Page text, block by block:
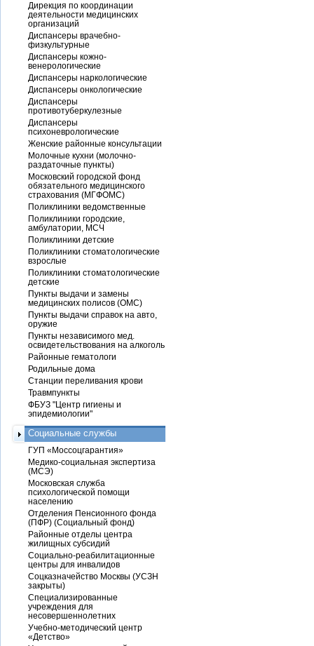
Дирекция по координации
деятельности медицинских
организаций
Диспансеры врачебно-
физкультурные
Диспансеры кожно-
венерологические
Диспансеры наркологические
Диспансеры онкологические
Диспансеры
противотуберкулезные
Диспансеры
психоневрологические
Женские районные консультации
Молочные кухни (молочно-
раздаточные пункты)
Московский городской фонд
обязательного медицинского
страхования (МГФОМС)
Поликлиники ведомственные
Поликлиники городские,
амбулатории, МСЧ
Поликлиники детские
Поликлиники стоматологические
взрослые
Поликлиники стоматологические
детские
Пункты выдачи и замены
медицинских полисов (ОМС)
Пункты выдачи справок на авто,
оружие
Пункты независимого мед.
освидетельствования на алкоголь
Районные гематологи
Родильные дома
Станции переливания крови
Травмпункты
ФБУЗ "Центр гигиены и
эпидемиологии"
Социальные службы
ГУП «Моссоцгарантия»
Медико-социальная экспертиза
(МСЭ)
Московская служба
психологической помощи
населению
Отделения Пенсионного фонда
(ПФР) (Социальный фонд)
Районные отделы центра
жилищных субсидий
Социально-реабилитационные
центры для инвалидов
Соцказначейство Москвы (УСЗН
закрыты)
Специализированные
учреждения для
несовершеннолетних
Учебно-методический центр
«Детство»